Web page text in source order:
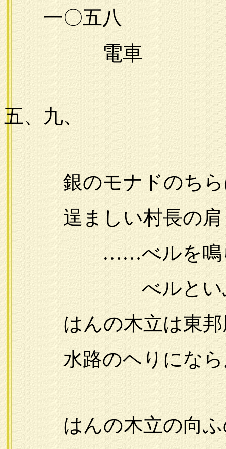
一〇五八
電車
一九
五、九、
銀のモナドのちら
逞ましい村長の肩
……べルを鳴らし
べルといふよ
はんの木立は東邦
水路のヘりになら
はんの木立の向ふ